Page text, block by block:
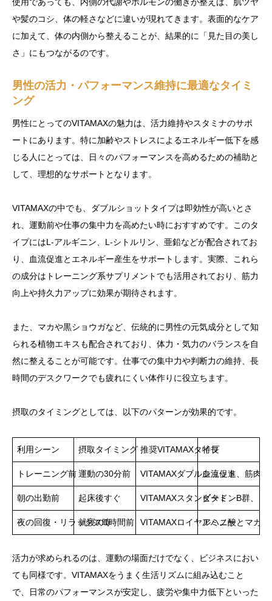
や髪のコシ、体の軽さなどに違いが現れてきます。表面的なケア
に加えて、体の内側から整えることが、結果的に「見た目の美し
さ」にもつながるのです。
男性の活力・パフォーマンス維持に最適なタイミ
ング
男性にとってのVITAMAXの魅力は、活力維持やスタミナのサポ
ートにあります。特に加齢やストレスによるエネルギー低下を感
じる人にとっては、日々のパフォーマンスを高めるための補助と
して、理想的なサポートとなります。
VITAMAXの中でも、ダブルショットタイプは即効性が高いとさ
れ、運動前や仕事の集中力を高めたい時におすすめです。このタ
イプにはL-アルギニン、L-シトルリン、亜鉛などが配合されてお
り、血流促進とエネルギー産生をサポートします。実際、これら
の成分はトレーニング系サプリメントでも活用されており、筋力
向上や持久力アップに効果が期待されます。
また、マカや黒ショウガなど、伝統的に男性の元気成分として知
られる植物エキスも配合されており、体力・気力のバランスを自
然に整えることが可能です。仕事での集中力や判断力の維持、長
時間のデスクワークでも疲れにくい体作りに役立ちます。
摂取のタイミングとしては、以下のパターンが効果的です。
利用シーン 摂取タイミング 推奨VITAMAXタイプ
特長
トレーニング前運動の30分前 VITAMAXダブルショット
血流促進、筋肉
朝の出勤前 起床後すぐ VITAMAXスタンダードビタミンB群、マ
夜の回復・リラックス時
就寝の1時間前 VITAMAXロイヤルハニー
アミノ酸とマカ
活力が求められるのは、運動の場面だけでなく、ビジネスにおい
ても同様です。VITAMAXをうまく生活リズムに組み込むこと
で、日常のパフォーマンスが安定し、疲労や集中力低下といった